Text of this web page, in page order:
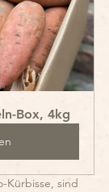
Box, 4kg
Kürbisse, sind